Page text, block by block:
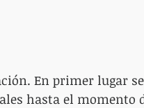
En primer lugar
hasta el momento